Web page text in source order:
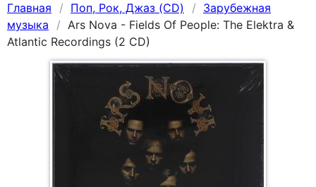
Главная Поп, Рок, Джаз (CD)
Зарубежная
музыка
Ars Nova - Fields Of People: The Elektra &
Atlantic Recordings (2 CD)